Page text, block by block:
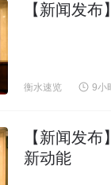
【新闻发
衡水速览 9小
【新闻发
新动能